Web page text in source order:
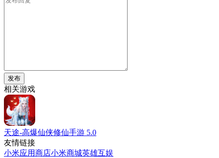
发布
相关游戏
天途-高爆仙侠修仙手游 5.0
友情链接
小米应用商店小米商城英雄互娱